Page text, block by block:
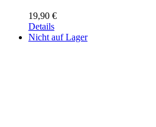
19,90 €
Details
Nicht auf Lager